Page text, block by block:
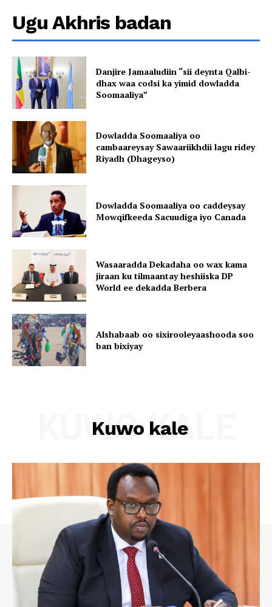
Ugu Akhris badan
Danjire Jamaaludiin “sii deynta Qalbi-
dhax waa codsi ka yimid dowladda
Soomaaliya”
Dowladda Soomaaliya oo
cambaareysay Sawaariikhdii lagu ridey
Riyadh (Dhageyso)
Dowladda Soomaaliya oo caddeysay
Mowqifkeeda Sacuudiga iyo Canada
Wasaaradda Dekadaha oo wax kama
jiraan ku tilmaantay heshiiska DP
World ee dekadda Berbera
Alshabaab oo sixirooleyaashooda soo
ban bixiyay
Kuwo kale
KUWO KALE